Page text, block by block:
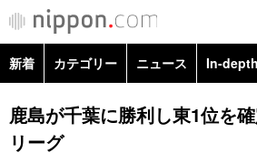
新着 カテゴリー ニュース In-depth
政治・外交
経済・ビジネス
鹿島が千葉に勝利し東1位を
リーグ